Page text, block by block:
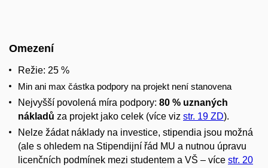
Omezení
Režie: 25 %
Min ani max částka podpory na projekt není stanovena
Nejvyšší povolená míra podpory: 80 % uznaných
nákladů za projekt jako celek (více viz str. 19 ZD).
Nelze žádat náklady na investice, stipendia jsou možná
(ale s ohledem na Stipendijní řád MU a nutnou úpravu
licenčních podmínek mezi studentem a VŠ – více str. 20